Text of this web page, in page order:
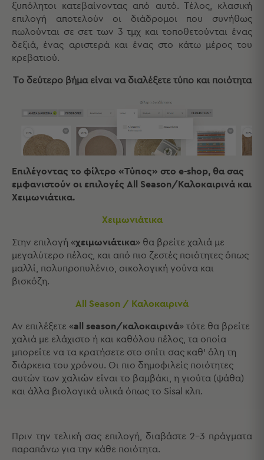
Τσάντες
Θερμός
Εξοπλισμός
Αξεσουάρ
Είδη
Μαξιλάρια
Μάσκες
Ύπνου
Νεσεσέρ
Παιδικά
Προβολή
Όλων
Πετσέτες
Αντηλιακές
Μπλούζες
Πέδιλα
Σαγιονάρες
Καπέλα
Σωσίβια
ξυπόλητοι κατεβαίνοντας από αυτό. Τέλος, κλασική
επιλογή αποτελούν οι διάδρομοι που συνήθως
πωλούνται σε σετ των 3 τμχ και τοποθετούνται ένας
δεξιά, ένας αριστερά και ένας στο κάτω μέρος του
κρεβατιού.
Το δεύτερο βήμα είναι να διαλέξετε τύπο και ποιότητα
Επιλέγοντας το φίλτρο «Τύπος» στο e-shop, θα σας
εμφανιστούν οι επιλογές All Season/Καλοκαιρινά και
Xειμωνιάτικα.
Χειμωνιάτικα
Στην επιλογή «χειμωνιάτικα» θα βρείτε χαλιά με
μεγαλύτερο πέλος, και από πιο ζεστές ποιότητες όπως
μαλλί, πολυπροπυλένιο, οικολογική γούνα και
βισκόζη.
All Season / Καλοκαιρινά
Αν επιλέξετε «all season/καλοκαιρινά» τότε θα βρείτε
χαλιά με ελάχιστο ή και καθόλου πέλος, τα οποία
μπορείτε να τα κρατήσετε στο σπίτι σας καθ’ όλη τη
διάρκεια του χρόνου. Οι πιο δημοφιλείς ποιότητες
αυτών των χαλιών είναι το βαμβάκι, η γιούτα (ψάθα)
και άλλα βιολογικά υλικά όπως το Sisal κλπ.
Πριν την τελική σας επιλογή, διαβάστε 2-3 πράγματα
παραπάνω για την κάθε ποιότητα.